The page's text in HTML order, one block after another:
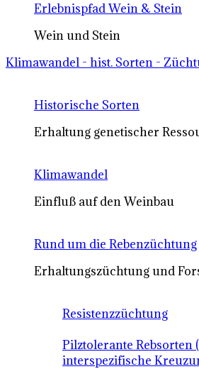
Erlebnispfad Wein & Stein
Wein und Stein
Klimawandel - hist. Sorten -
Historische Sorten
Erhaltung genetischer
Klimawandel
Einfluß auf den Weinbau
Rund um die Rebenzüchtung
Erhaltungszüchtung und
Resistenzzüchtung
Pilztolerante Rebsorten
interspezifische